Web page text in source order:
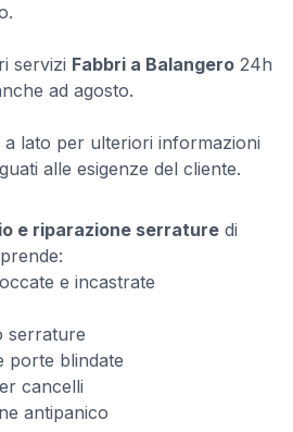
servizi Fabbri a Balangero 24h
ad agosto.
a lato per ulteriori informazioni
alle esigenze del cliente.
e riparazione serrature di
e incastrate
serrature
porte blindate
cancelli
antipanico